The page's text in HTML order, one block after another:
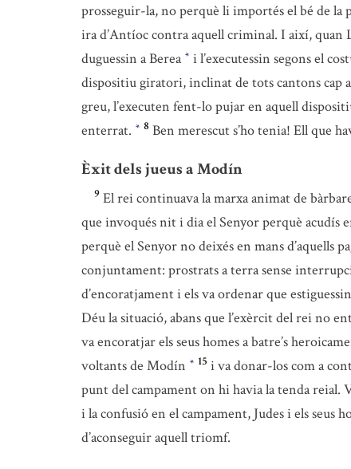
prosseguir-la, no perquè li importés el bé de la
ira d’Antíoc contra aquell criminal. I així, quan
duguessin a Berea * i l’executessin segons el
dispositiu giratori, inclinat de tots cantons cap
greu, l’executen fent-lo pujar en aquell
enterrat. * 8 Ben merescut s’ho tenia! Ell que
Èxit dels jueus a Modín
9 El rei continuava la marxa animat de
que invoqués nit i dia el Senyor perquè acudís
perquè el Senyor no deixés en mans d’aquells
conjuntament: prostrats a terra sense
d’encoratjament i els va ordenar que
Déu la situació, abans que l’exèrcit del rei no
va encoratjar els seus homes a batre’s
voltants de Modín * 15 i va donar-los com a
punt del campament on hi havia la tenda reial.
i la confusió en el campament, Judes i els seus
d’aconseguir aquell triomf.